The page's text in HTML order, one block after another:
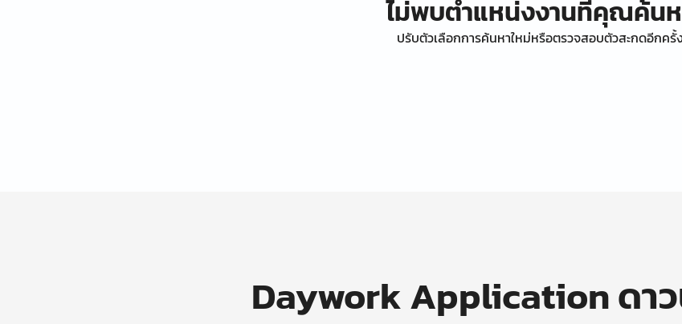
ไม่พบตำแหน่งงานที่คุณค้น
ปรับตัวเลือกการค้นหาใหม่หรือตรวจสอบตัวสะกดอีกครั้
Daywork Application ดา